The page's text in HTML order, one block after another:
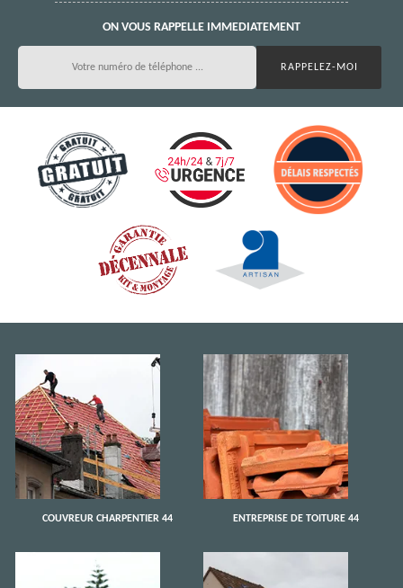
ON VOUS RAPPELLE IMMEDIATEMENT
COUVREUR CHARPENTIER 44 ENTREPRISE DE TOITURE 44